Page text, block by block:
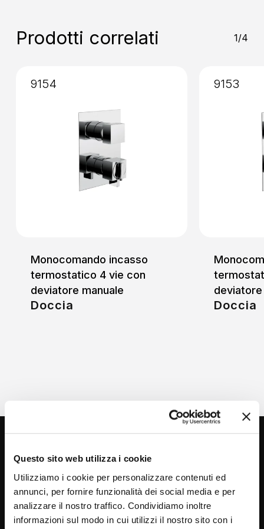
Questo sito web utilizza i cookie
Utilizziamo i cookie per personalizzare contenuti ed
annunci, per fornire funzionalità dei social media e per
analizzare il nostro traffico. Condividiamo inoltre
informazioni sul modo in cui utilizzi il nostro sito con i
90°
Prodotti correlati 1/4
Monocomando incasso
termostatico 4 vie con
deviatore manuale
Doccia
9154
deviatore
Doccia
9153
Via C. Rolando 111, Gozzano (NO) 28024